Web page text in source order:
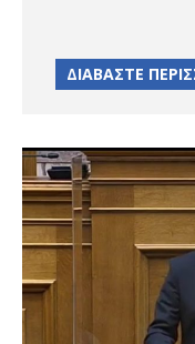
ΔΙΑΒΑΣΤΕ